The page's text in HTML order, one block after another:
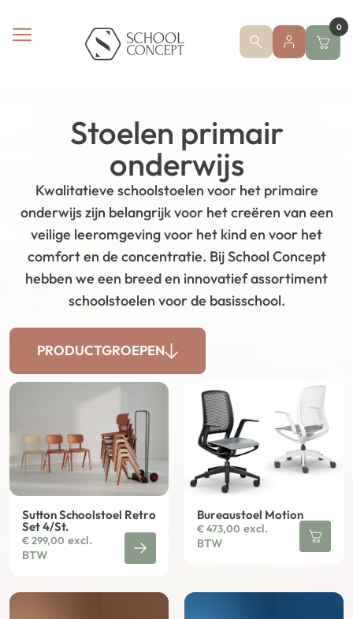
0
Stoelen primair
onderwijs
Kwalitatieve schoolstoelen voor het primaire
onderwijs zijn belangrijk voor het creëren van een
veilige leeromgeving voor het kind en voor het
comfort en de concentratie. Bij School Concept
hebben we een breed en innovatief assortiment
schoolstoelen voor de basisschool.
PRODUCTGROEPEN
Sutton Schoolstoel Retro
Set 4/St.
€299,00 excl.
BTW
Bureaustoel Motion
€473,00 excl.
BTW